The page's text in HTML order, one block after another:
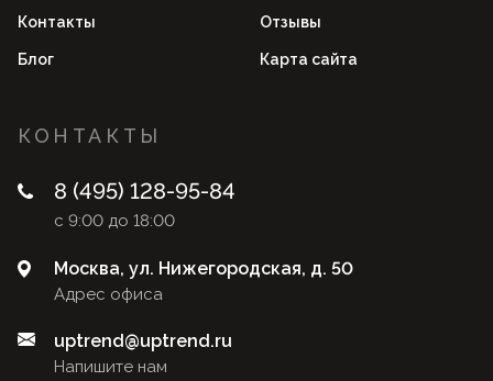
Контакты Отзывы
Блог Карта сайта
КОНТАКТЫ
8 (495) 128-95-84
с 9:00 до 18:00
Адрес офиса
Москва, ул. Нижегородская, д. 50
Напишите нам
uptrend@uptrend.ru